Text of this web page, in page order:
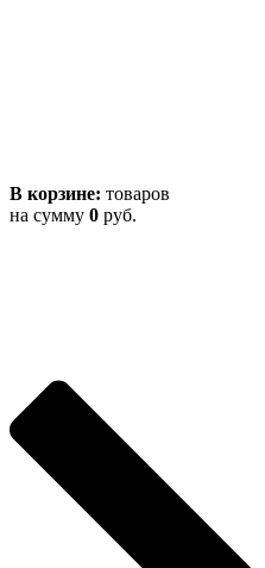
В корзине: товаров
на сумму 0 руб.